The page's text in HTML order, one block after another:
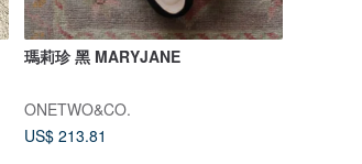
瑪莉珍 黑 MARYJANE
ONETWO&CO.
US$ 213.81